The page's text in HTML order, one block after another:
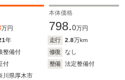
万円
本体価格
798.0万円
年 走行 2.8万km
整備付 修復
なし
付 整備
法定整備付
川県厚木市